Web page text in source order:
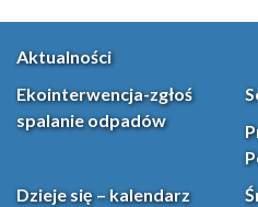
Aktualności
Ekointerwencja-zgłoś
spalanie odpadów
Dzieje się – kalendarz